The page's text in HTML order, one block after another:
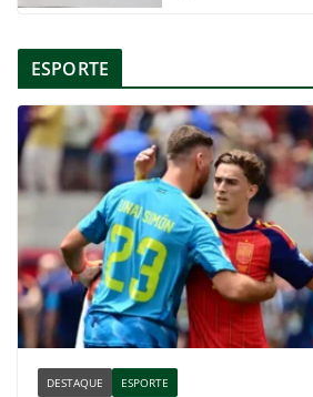
ESPORTE
DESTAQUE ESPORTE